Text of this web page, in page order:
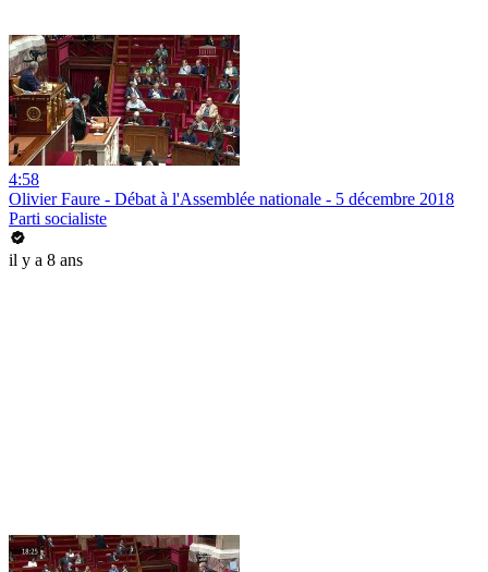
4:58
Olivier Faure - Débat à l'Assemblée nationale - 5 décembre 2018
Parti socialiste
il y a 8 ans